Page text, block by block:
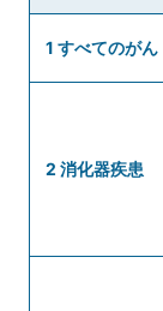
1 すべてのがん
2 消化器疾患